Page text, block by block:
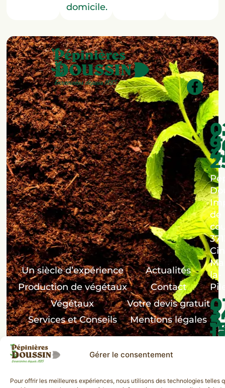
Gérer le consentement
Pour offrir les meilleures expériences, nous utilisons des technologies telles
domicile.
Un siècle d’expérience
Production de végétaux
Végétaux
Services et Conseils
Actualités
Contact
Votre devis gratuit
Mentions légales
de
la-